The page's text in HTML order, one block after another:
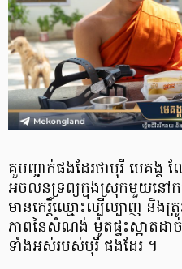
គួបញ្ចាក់ផងដែរថាបុរី មេគង្
អចលនទ្រព្យក្នុងស្រុកមួយនៅក
មានកេរ្តិ៍ឈ្មោះល្បីល្បាញ និង
ភាពនៃសំណង់ ម៉ូតផ្ទះស្អាតដា
ទាំងអស់របស់បុរី ផងដែរ ។